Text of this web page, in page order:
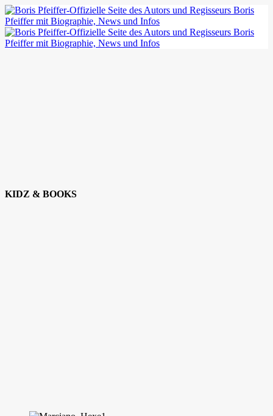
KIDZ & BOOKS